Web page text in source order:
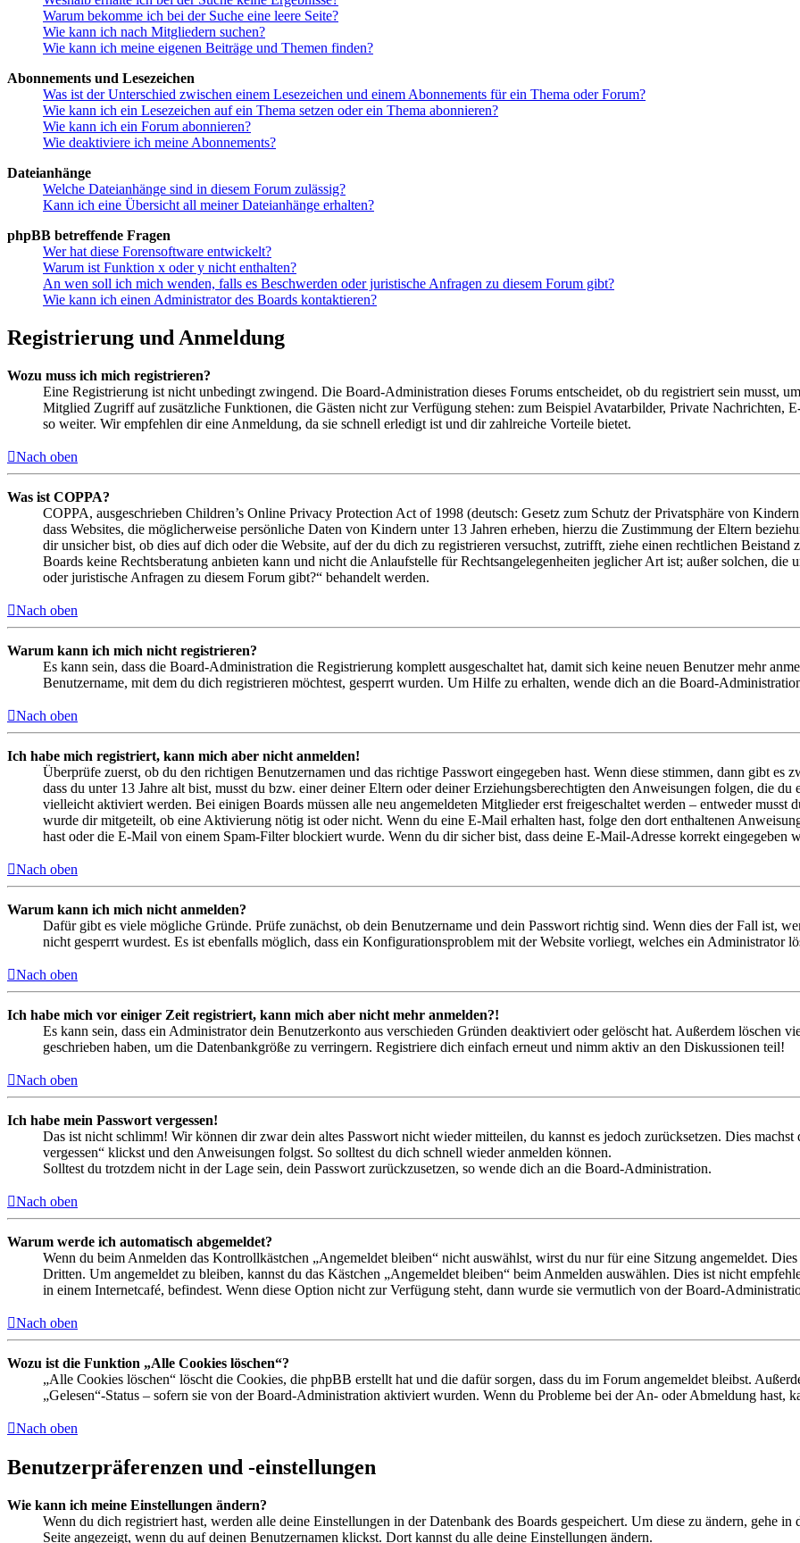
Warum bekomme ich bei der Suche eine leere Seite?
Wie kann ich nach Mitgliedern suchen?
Wie kann ich meine eigenen Beiträge und Themen finden?
Abonnements und Lesezeichen
Was ist der Unterschied zwischen einem Lesezeichen und einem Abonnements für ein Thema oder Forum?
Wie kann ich ein Lesezeichen auf ein Thema setzen oder ein Thema abonnieren?
Wie kann ich ein Forum abonnieren?
Wie deaktiviere ich meine Abonnements?
Dateianhänge
Welche Dateianhänge sind in diesem Forum zulässig?
Kann ich eine Übersicht all meiner Dateianhänge erhalten?
phpBB betreffende Fragen
Wer hat diese Forensoftware entwickelt?
Warum ist Funktion x oder y nicht enthalten?
An wen soll ich mich wenden, falls es Beschwerden oder juristische Anfragen zu diesem Forum gibt?
Wie kann ich einen Administrator des Boards kontaktieren?
Registrierung und Anmeldung
Wozu muss ich mich registrieren?
Eine Registrierung ist nicht unbedingt zwingend. Die Board-Administration dieses Forums entscheidet, ob du registriert sein musst,
Mitglied Zugriff auf zusätzliche Funktionen, die Gästen nicht zur Verfügung stehen: zum Beispiel Avatarbilder, Private Nachrichten,
so weiter. Wir empfehlen dir eine Anmeldung, da sie schnell erledigt ist und dir zahlreiche Vorteile bietet.
Nach oben
Was ist COPPA?
COPPA, ausgeschrieben Children’s Online Privacy Protection Act of 1998 (deutsch: Gesetz zum Schutz der Privatsphäre von
dass Websites, die möglicherweise persönliche Daten von Kindern unter 13 Jahren erheben, hierzu die Zustimmung der Eltern
dir unsicher bist, ob dies auf dich oder die Website, auf der du dich zu registrieren versuchst, zutrifft, ziehe einen rechtlichen
Boards keine Rechtsberatung anbieten kann und nicht die Anlaufstelle für Rechtsangelegenheiten jeglicher Art ist; außer solchen,
oder juristische Anfragen zu diesem Forum gibt?“ behandelt werden.
Nach oben
Warum kann ich mich nicht registrieren?
Es kann sein, dass die Board-Administration die Registrierung komplett ausgeschaltet hat, damit sich keine neuen Benutzer mehr
Benutzername, mit dem du dich registrieren möchtest, gesperrt wurden. Um Hilfe zu erhalten, wende dich an die Board-
Nach oben
Ich habe mich registriert, kann mich aber nicht anmelden!
Überprüfe zuerst, ob du den richtigen Benutzernamen und das richtige Passwort eingegeben hast. Wenn diese stimmen, dann gibt es
dass du unter 13 Jahre alt bist, musst du bzw. einer deiner Eltern oder deiner Erziehungsberechtigten den Anweisungen folgen, die
vielleicht aktiviert werden. Bei einigen Boards müssen alle neu angemeldeten Mitglieder erst freigeschaltet werden – entweder musst
wurde dir mitgeteilt, ob eine Aktivierung nötig ist oder nicht. Wenn du eine E-Mail erhalten hast, folge den dort enthaltenen
hast oder die E-Mail von einem Spam-Filter blockiert wurde. Wenn du dir sicher bist, dass deine E-Mail-Adresse korrekt eingegeben
Nach oben
Warum kann ich mich nicht anmelden?
Dafür gibt es viele mögliche Gründe. Prüfe zunächst, ob dein Benutzername und dein Passwort richtig sind. Wenn dies der Fall ist,
nicht gesperrt wurdest. Es ist ebenfalls möglich, dass ein Konfigurationsproblem mit der Website vorliegt, welches ein Administrator
Nach oben
Ich habe mich vor einiger Zeit registriert, kann mich aber nicht mehr anmelden?!
Es kann sein, dass ein Administrator dein Benutzerkonto aus verschieden Gründen deaktiviert oder gelöscht hat. Außerdem löschen
geschrieben haben, um die Datenbankgröße zu verringern. Registriere dich einfach erneut und nimm aktiv an den Diskussionen teil!
Nach oben
Ich habe mein Passwort vergessen!
Das ist nicht schlimm! Wir können dir zwar dein altes Passwort nicht wieder mitteilen, du kannst es jedoch zurücksetzen. Dies
vergessen“ klickst und den Anweisungen folgst. So solltest du dich schnell wieder anmelden können.
Solltest du trotzdem nicht in der Lage sein, dein Passwort zurückzusetzen, so wende dich an die Board-Administration.
Nach oben
Warum werde ich automatisch abgemeldet?
Wenn du beim Anmelden das Kontrollkästchen „Angemeldet bleiben“ nicht auswählst, wirst du nur für eine Sitzung angemeldet.
Dritten. Um angemeldet zu bleiben, kannst du das Kästchen „Angemeldet bleiben“ beim Anmelden auswählen. Dies ist nicht
in einem Internetcafé, befindest. Wenn diese Option nicht zur Verfügung steht, dann wurde sie vermutlich von der Board-
Nach oben
Wozu ist die Funktion „Alle Cookies löschen“?
„Alle Cookies löschen“ löscht die Cookies, die phpBB erstellt hat und die dafür sorgen, dass du im Forum angemeldet bleibst.
„Gelesen“-Status – sofern sie von der Board-Administration aktiviert wurden. Wenn du Probleme bei der An- oder Abmeldung hast,
Nach oben
Benutzerpräferenzen und -einstellungen
Wie kann ich meine Einstellungen ändern?
Wenn du dich registriert hast, werden alle deine Einstellungen in der Datenbank des Boards gespeichert. Um diese zu ändern, gehe
Seite angezeigt, wenn du auf deinen Benutzernamen klickst. Dort kannst du alle deine Einstellungen ändern.